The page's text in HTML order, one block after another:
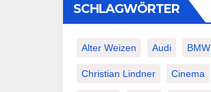
SCHLAGWÖRTER
Alter Weizen Audi BMW
Christian Lindner Cinema